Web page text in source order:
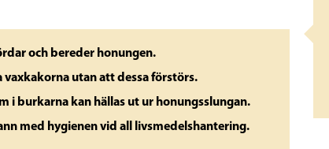
och bereder honungen.
vaxkakorna utan att dessa förstörs.
i burkarna kan hällas ut ur honungsslungan.
med hygienen vid all livsmedelshantering.